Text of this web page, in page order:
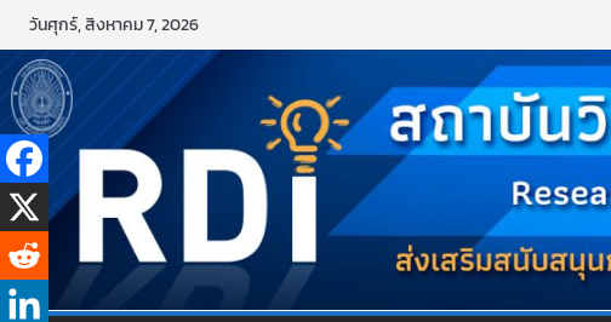
Skip
to
content
วันศุกร์, สิงหาคม 7, 2026